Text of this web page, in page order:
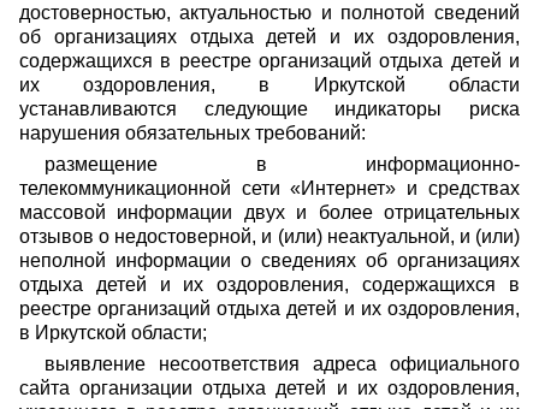
достоверностью, актуальностью и полнотой сведений
об организациях отдыха детей и их оздоровления,
содержащихся в реестре организаций отдыха детей и
их оздоровления, в Иркутской области
устанавливаются следующие индикаторы риска
нарушения обязательных требований:
размещение в информационно-
телекоммуникационной сети «Интернет» и средствах
массовой информации двух и более отрицательных
отзывов о недостоверной, и (или) неактуальной, и (или)
неполной информации о сведениях об организациях
отдыха детей и их оздоровления, содержащихся в
реестре организаций отдыха детей и их оздоровления,
в Иркутской области;
выявление несоответствия адреса официального
сайта организации отдыха детей и их оздоровления,